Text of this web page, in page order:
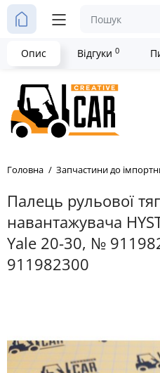
Головна Запчастини до
Палець рульової
навантажувача
Yale 20-30, №
911982300
Опис Відгуки 0